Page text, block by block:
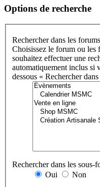
Options de recherche
Rechercher dans les
Choisissez le forum ou les
souhaitez effectuer une
automatiquement inclus si
dessous « Rechercher
Rechercher dans les sous-
Oui
Non